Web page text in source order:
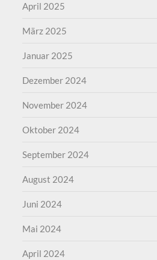
April 2025
März 2025
Januar 2025
Dezember 2024
November 2024
Oktober 2024
September 2024
August 2024
Juni 2024
Mai 2024
April 2024